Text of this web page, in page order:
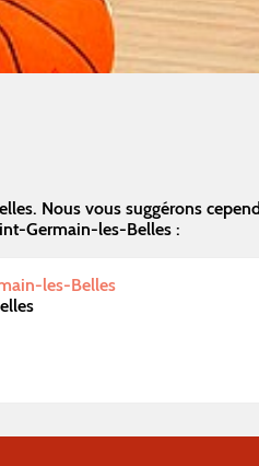
Nous vous suggérons
Germain-les-Belles :
les-Belles